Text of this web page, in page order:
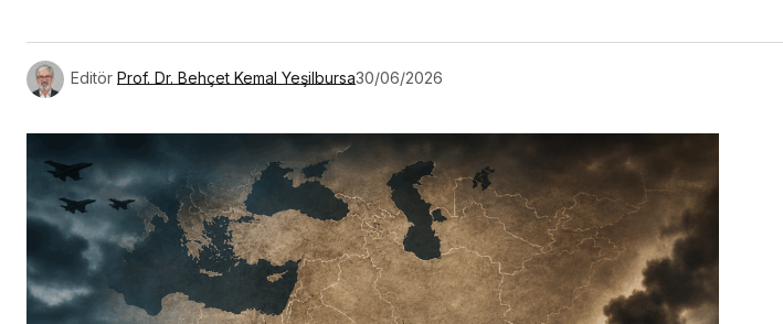
Editör Prof. Dr. Behçet Kemal Yeşilbursa30/06/2026